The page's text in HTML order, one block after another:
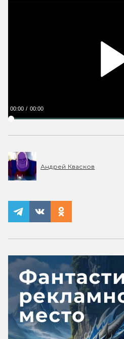
00:00 00:00
Андрей Квасков